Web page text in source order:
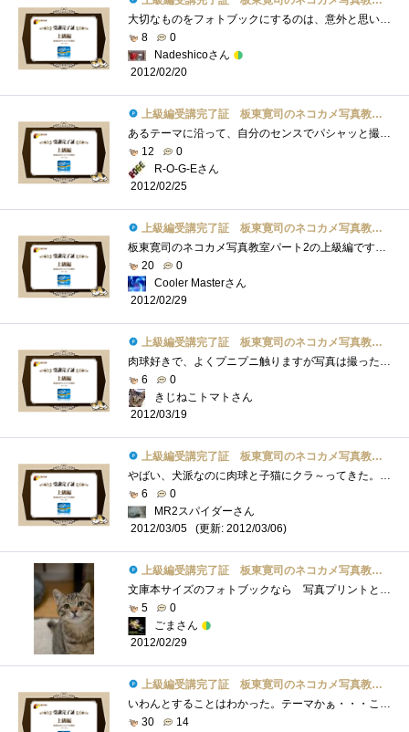
大切なものをフォトブックにするのは、意外と思いつかないもので、確かに本のようなものは無くなり難く、見つけ易いものです。本の表紙が週�...
8
0
Nadeshicoさん
2012/02/20
上級編受講完了証 板東寛司のネコカメ写真教室パート2
あるテーマに沿って、自分のセンスでパシャッと撮る。編集でトリミングでも良いわけですが、結構難しいですねぇ…。しかしオンラインで作成�...
12
0
R-O-G-Eさん
2012/02/25
上級編受講完了証 板東寛司のネコカメ写真教室パート2
板東寛司のネコカメ写真教室パート2の上級編です！ドリームページを使ってのフォトブック（オリジナル写真集）作成方法です。レイアウトなど�...
20
0
Cooler Masterさん
2012/02/29
上級編受講完了証 板東寛司のネコカメ写真教室パート2
肉球好きで、よくプニプニ触りますが写真は撮ったことないなぁ。うちの子は子猫の時から「ちゅっちゅっ」と幼児のする指吸いならず「肉球吸�...
6
0
きじねこトマトさん
2012/03/19
上級編受講完了証 板東寛司のネコカメ写真教室パート2
やばい、犬派なのに肉球と子猫にクラ～ってきた。実物は車の幌を爪で研がれたことあるからちょっとだけど、写真は可愛い！こういうの作れる�...
6
0
MR2スパイダーさん
2012/03/05
(更新: 2012/03/06)
上級編受講完了証 板東寛司のネコカメ写真教室パート2
文庫本サイズのフォトブックなら 写真プリントと同じような気軽さで作成できるかな？と 作って見る気になったものの･･･レイアウトが難�...
5
0
ごまさん
2012/02/29
上級編受講完了証 板東寛司のネコカメ写真教室パート2
いわんとすることはわかった。テーマかぁ・・・ここを決めるのが一番大変よね。まあ、フォトブックに限らず、漫画でも小説でもそうなんだけ�...
30
14